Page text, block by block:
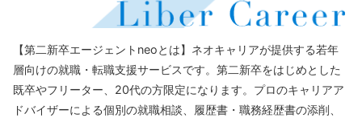
【第二新卒エージェントneoとは】ネオキャリアが提供する若年
層向けの就職・転職支援サービスです。第二新卒をはじめとした
既卒やフリーター、20代の方限定になります。プロのキャリアア
ドバイザーによる個別の就職相談、履歴書・職務経歴書の添削、